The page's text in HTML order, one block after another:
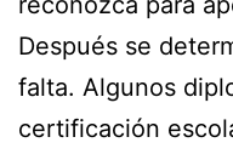
Después se
falta. Algunos
certificación